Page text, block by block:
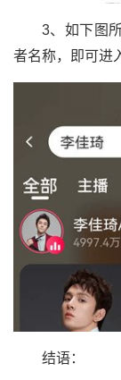
3、如下图
者名称，即可进
结语：